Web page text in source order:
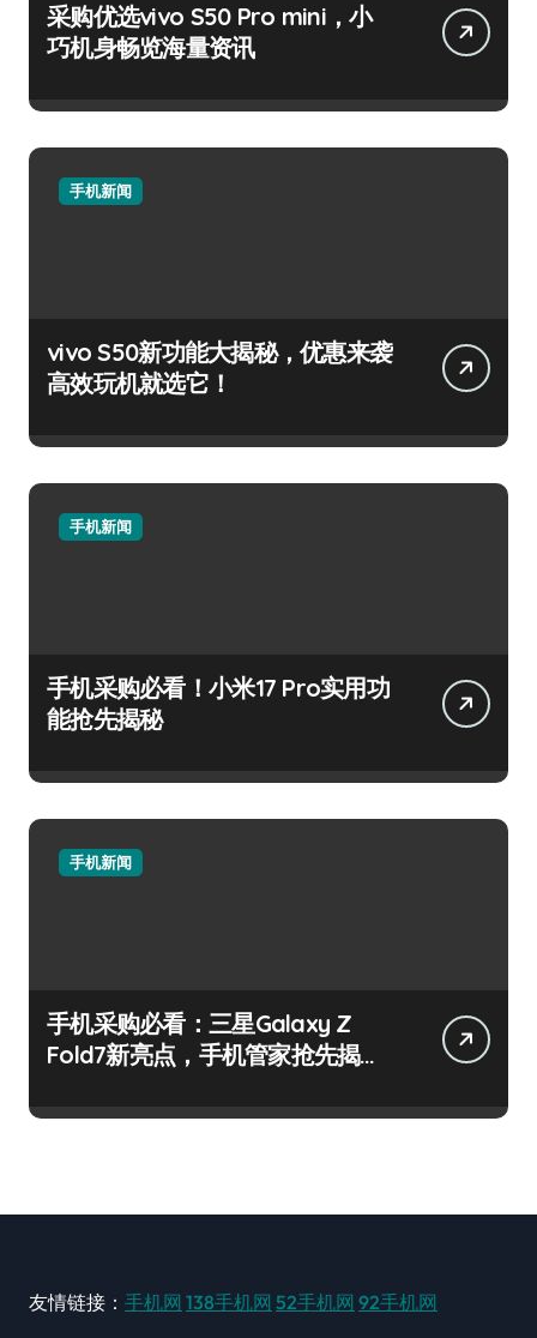
采购优选vivo S50 Pro mini，小
巧机身畅览海量资讯
手机新闻
vivo S50新功能大揭秘，优惠来袭
高效玩机就选它！
手机新闻
手机采购必看！小米17 Pro实用功
能抢先揭秘
手机新闻
手机采购必看：三星Galaxy Z
Fold7新亮点，手机管家抢先揭
友情链接： 手机网 138手机网 52手机网 92手机网